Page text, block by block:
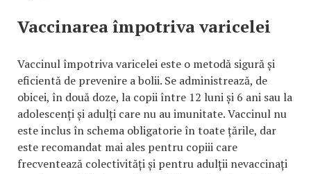
Vaccinarea împotriva varicelei
Vaccinul împotriva varicelei este o metodă sigură și
eficientă de prevenire a bolii. Se administrează, de
obicei, în două doze, la copii între 12 luni și 6 ani sau la
adolescenți și adulți care nu au imunitate. Vaccinul nu
este inclus în schema obligatorie în toate țările, dar
este recomandat mai ales pentru copiii care
frecventează colectivități și pentru adulții nevaccinați